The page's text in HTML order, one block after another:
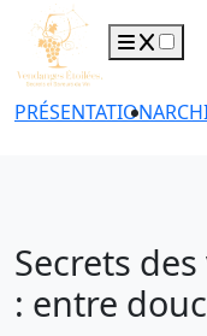
PRÉSENTATION
Secrets
: entre